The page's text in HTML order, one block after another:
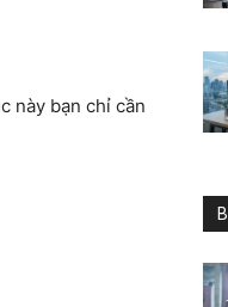
này bạn chỉ cần